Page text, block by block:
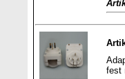
fest